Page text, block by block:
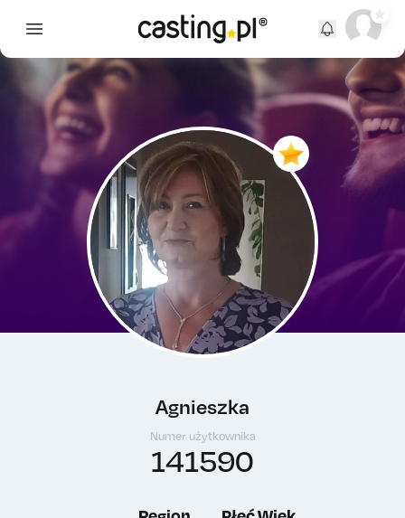
Open main menu
Agnieszka
Numer użytkownika
141590